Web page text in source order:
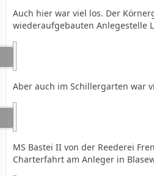
Auch hier war viel los. Der
wiederaufgebauten Anlegestelle
Aber auch im Schillergarten war
MS Bastei II von der Reederei
Charterfahrt am Anleger in